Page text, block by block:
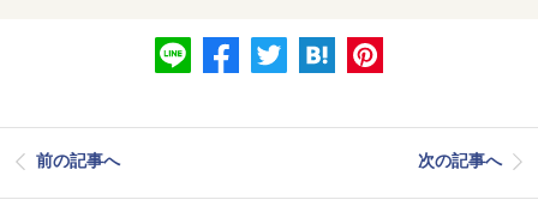
前の記事へ 次の記事へ